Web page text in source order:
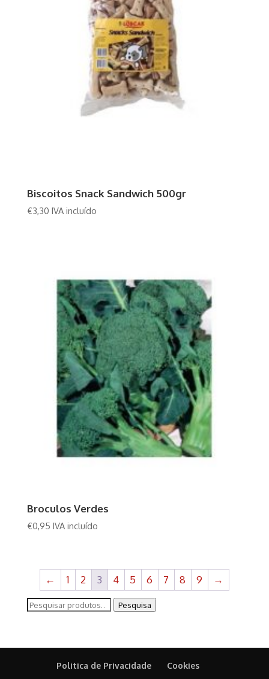
Biscoitos Snack Sandwich 500gr
€3,30 IVA incluído
Broculos Verdes
€0,95 IVA incluído
← 1 2 3 4 5 6 7 8 9
→
Pesquisar
Pesquisa
Politica de Privacidade
Cookies